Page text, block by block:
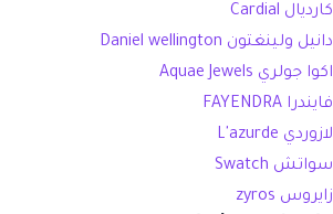
كارديال Cardial
دانيل ولينغتون Daniel wellington
اكوا جولري Aquae Jewels
فايندرا FAYENDRA
لازوردي L'azurde
سواتش Swatch
زايروس zyros